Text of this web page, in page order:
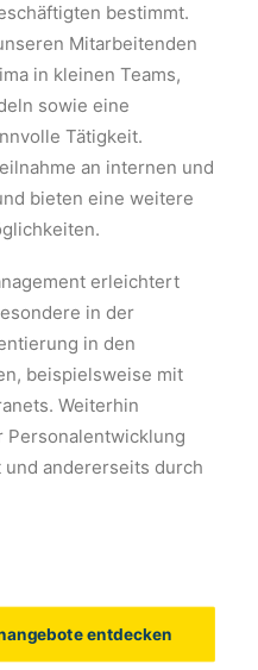
bestimmt.
Mitarbeitenden
in kleinen Teams,
sowie eine
Tätigkeit.
an internen und
bieten eine weitere
erleichtert
in der
in den
beispielsweise mit
Weiterhin
Personalentwicklung
andererseits durch
entdecken